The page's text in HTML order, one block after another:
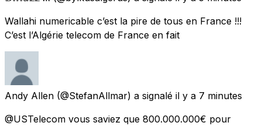
Wallahi numericable c’est la pire de tous en France !!!
C’est l’Algérie telecom de France en fait
Andy Allen (@StefanAllmar) a signalé il y a 7 minutes
@USTelecom vous saviez que 800.000.000€ pour